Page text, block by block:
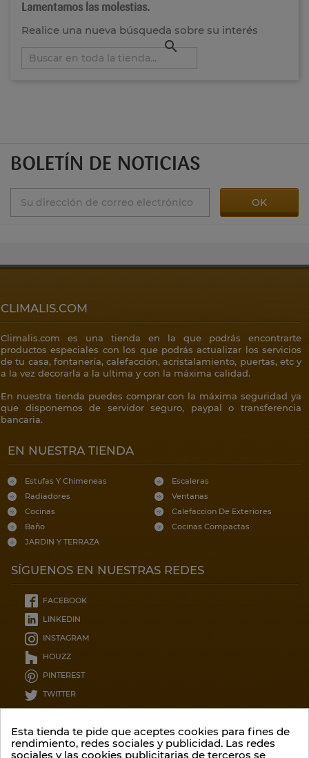
Lamentamos las molestias.
Realice una nueva búsqueda sobre su interés

BOLETÍN DE NOTICIAS
CLIMALIS.COM
Climalis.com es una tienda en la que podrás encontrarte
productos especiales con los que podrás actualizar los servicios
de tu casa, fontanería, calefacción, acristalamiento, puertas, etc y
a la vez decorarla a la ultima y con la máxima calidad.
En nuestra tienda puedes comprar con la máxima seguridad ya
que disponemos de servidor seguro, paypal o transferencia
bancaria.
EN NUESTRA TIENDA
Estufas Y Chimeneas
Radiadores
Cocinas
Baño
JARDIN Y TERRAZA
Escaleras
Ventanas
Calefaccion De Exteriores
Cocinas Compactas
SÍGUENOS EN NUESTRAS REDES
FACEBOOK
LINKEDIN
INSTAGRAM
HOUZZ
PINTEREST
TWITTER
CONTÁCTENOS
Esta tienda te pide que aceptes cookies para fines de
rendimiento, redes sociales y publicidad. Las redes
sociales y las cookies publicitarias de terceros se